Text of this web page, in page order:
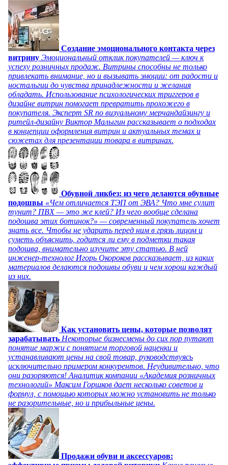
Создание эмоционального контакта через
витрину Эмоциональный отклик покупателей — ключ к
успеху розничных продаж. Витрины способны не только
привлекать внимание, но и вызывать эмоции: от радости и
ностальгии до чувства принадлежности и желания
обладать. Использование психологических триггеров в
дизайне витрин помогает превратить прохожего в
покупателя. Эксперт SR по визуальному мерчандайзингу и
ритейл-дизайну Виктор Малыгин рассказывает о подходах
в концепции оформления витрин и актуальных темах и
сюжетах для презентации товара в витринах.
Обувной ликбез: из чего делаются обувные
подошвы «Чем отличается ТЭП от ЭВА? Что мне сулит
тунит? ПВХ — это же клей? Из чего вообще сделана
подошва этих ботинок?» — современный покупатель хочет
знать все. Чтобы не ударить перед ним в грязь лицом и
суметь объяснить, годится ли ему в подметки такая
подошва, внимательно изучите эту статью. В ней
инженер-технолог Игорь Окороков рассказывает, из каких
материалов делаются подошвы обуви и чем хорош каждый
из них.
Как установить цены, которые позволят
зарабатывать Некоторые бизнесмены до сих пор путают
понятие маржи с понятием торговой наценки и
устанавливают цены на свой товар, руководствуясь
исключительно примером конкурентов. Неудивительно, что
они разоряются! Аналитик компании «Академия розничных
технологий» Максим Горшков дает несколько советов и
формул, с помощью которых можно установить не только
не разорительные, но и прибыльные цены.
Продажи обуви и аксессуаров: